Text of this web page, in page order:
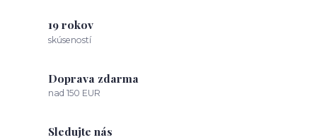
19 rokov
skúseností
Doprava zdarma
nad 150 EUR
Sledujte nás